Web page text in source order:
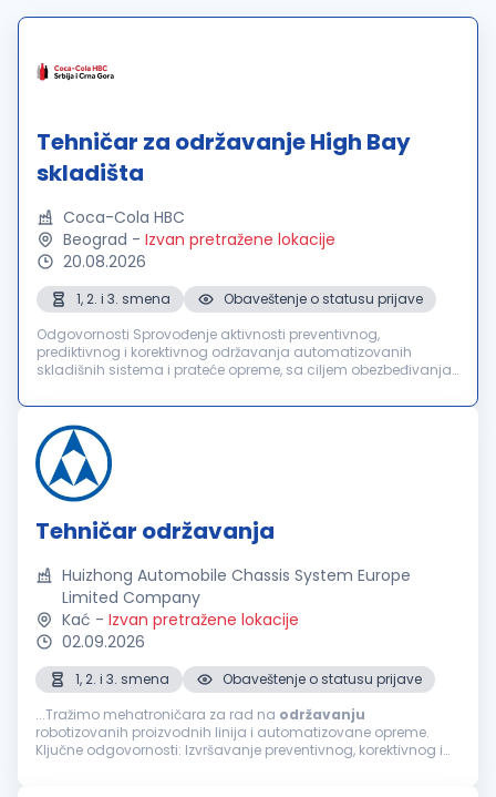
Tehničar za održavanje High Bay
skladišta
Coca-Cola HBC
Beograd - Izvan pretražene lokacije
20.08.2026
1, 2. i 3. smena
Obaveštenje o statusu prijave
Odgovornosti Sprovođenje aktivnosti preventivnog,
prediktivnog i korektivnog održavanja automatizovanih
skladišnih sistema i prateće opreme, sa ciljem obezbeđivanja
Pravovremena identifikacija i...
Tehničar održavanja
Huizhong Automobile Chassis System Europe
Limited Company
Kać - Izvan pretražene lokacije
02.09.2026
1, 2. i 3. smena
Obaveštenje o statusu prijave
...Tražimo mehatroničara za rad na održavanju
robotizovanih proizvodnih linija i automatizovane opreme.
Ključne odgovornosti: Izvršavanje preventivnog, korektivnog i